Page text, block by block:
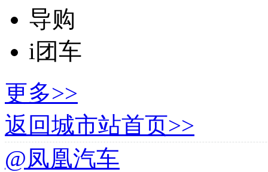
导购
i团车
更多>>
返回城市站首页>>
@凤凰汽车